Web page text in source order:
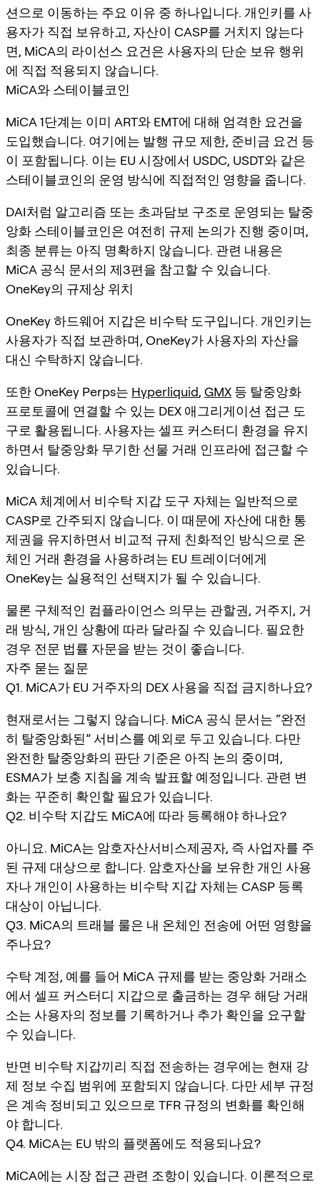
션으로 이동하는 주요 이유 중 하나입니다. 개인키를 사
용자가 직접 보유하고, 자산이 CASP를 거치지 않는다
면, MiCA의 라이선스 요건은 사용자의 단순 보유 행위
에 직접 적용되지 않습니다.
MiCA와 스테이블코인
MiCA 1단계는 이미 ART와 EMT에 대해 엄격한 요건을
도입했습니다. 여기에는 발행 규모 제한, 준비금 요건 등
이 포함됩니다. 이는 EU 시장에서 USDC, USDT와 같은
스테이블코인의 운영 방식에 직접적인 영향을 줍니다.
DAI처럼 알고리즘 또는 초과담보 구조로 운영되는 탈중
앙화 스테이블코인은 여전히 규제 논의가 진행 중이며,
최종 분류는 아직 명확하지 않습니다. 관련 내용은
MiCA 공식 문서의 제3편을 참고할 수 있습니다.
OneKey의 규제상 위치
OneKey 하드웨어 지갑은 비수탁 도구입니다. 개인키는
사용자가 직접 보관하며, OneKey가 사용자의 자산을
대신 수탁하지 않습니다.
또한 OneKey Perps는 Hyperliquid, GMX 등 탈중앙화
프로토콜에 연결할 수 있는 DEX 애그리게이션 접근 도
구로 활용됩니다. 사용자는 셀프 커스터디 환경을 유지
하면서 탈중앙화 무기한 선물 거래 인프라에 접근할 수
있습니다.
MiCA 체계에서 비수탁 지갑 도구 자체는 일반적으로
CASP로 간주되지 않습니다. 이 때문에 자산에 대한 통
제권을 유지하면서 비교적 규제 친화적인 방식으로 온
체인 거래 환경을 사용하려는 EU 트레이더에게
OneKey는 실용적인 선택지가 될 수 있습니다.
물론 구체적인 컴플라이언스 의무는 관할권, 거주지, 거
래 방식, 개인 상황에 따라 달라질 수 있습니다. 필요한
경우 전문 법률 자문을 받는 것이 좋습니다.
자주 묻는 질문
Q1. MiCA가 EU 거주자의 DEX 사용을 직접 금지하나요?
현재로서는 그렇지 않습니다. MiCA 공식 문서는 “완전
히 탈중앙화된” 서비스를 예외로 두고 있습니다. 다만
완전한 탈중앙화의 판단 기준은 아직 논의 중이며,
ESMA가 보충 지침을 계속 발표할 예정입니다. 관련 변
화는 꾸준히 확인할 필요가 있습니다.
Q2. 비수탁 지갑도 MiCA에 따라 등록해야 하나요?
아니요. MiCA는 암호자산서비스제공자, 즉 사업자를 주
된 규제 대상으로 합니다. 암호자산을 보유한 개인 사용
자나 개인이 사용하는 비수탁 지갑 자체는 CASP 등록
대상이 아닙니다.
Q3. MiCA의 트래블 룰은 내 온체인 전송에 어떤 영향을
주나요?
수탁 계정, 예를 들어 MiCA 규제를 받는 중앙화 거래소
에서 셀프 커스터디 지갑으로 출금하는 경우 해당 거래
소는 사용자의 정보를 기록하거나 추가 확인을 요구할
수 있습니다.
반면 비수탁 지갑끼리 직접 전송하는 경우에는 현재 강
제 정보 수집 범위에 포함되지 않습니다. 다만 세부 규정
은 계속 정비되고 있으므로 TFR 규정의 변화를 확인해
야 합니다.
Q4. MiCA는 EU 밖의 플랫폼에도 적용되나요?
MiCA에는 시장 접근 관련 조항이 있습니다. 이론적으로